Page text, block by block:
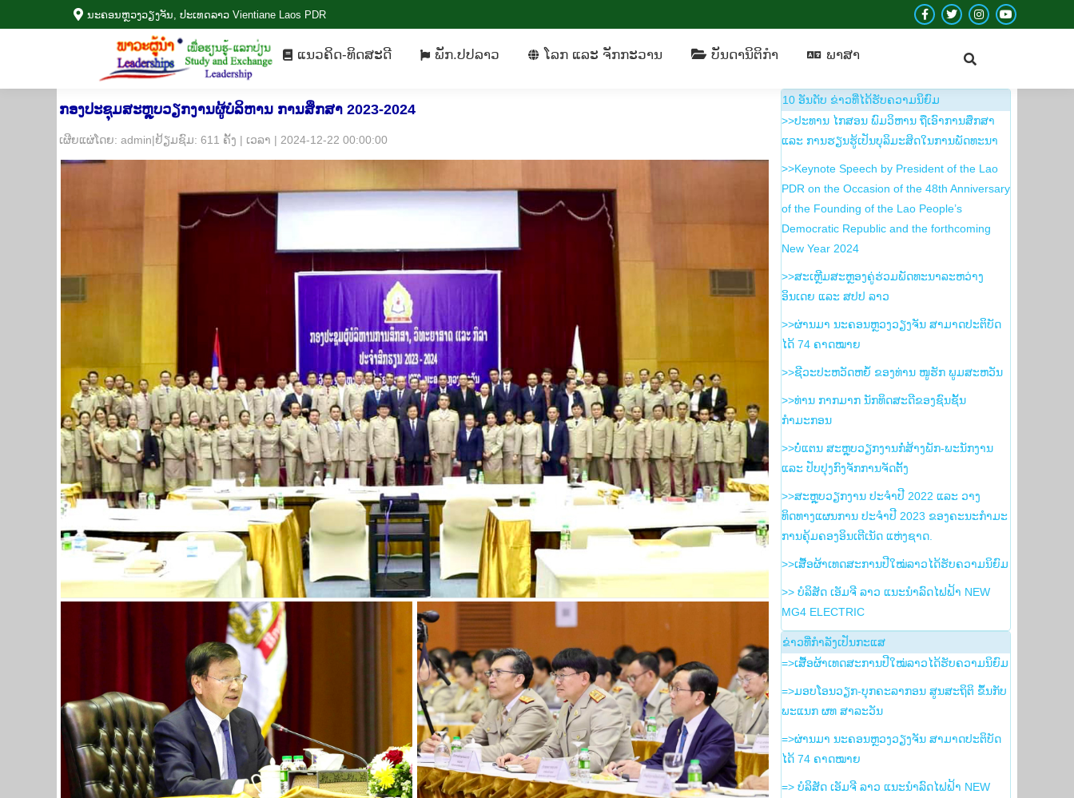
ນະ​ຄອນຫຼວງວຽງ​ຈັນ, ປະ​ເທດ​ລາວ Vientiane Laos PDR
Facebook
in
new
window
Twitter
opens
in
window
Instagram
in
window
YouTube
in
ແນວ​ຄິດ-ທິດ​ສະ​ດີ ພັກ​.ປປລາວ ​ໂລກ ແລະ ຈັກ​ກະ​ວານ ບັນ​ດາ​ນິ​ຕິ​ກຳ ​ພາ​ສາ
ກອງ​ປະ​ຊຸມສະຫຼຸບ​ວຽກ​ງານ​ຜູ້​ບໍ​ລິ​ຫານ ການ​ສຶກ​ສາ 2023-2024
​ເຜີຍ​ແຜ່​ໂດຍ: admin|ຢ້ຽມ​ຊົມ: 611 ຄັ້ງ | ເວ​ລາ | 2024-12-22 00:00:00
10 ອັນ​ດັບ ຂ່າວ​ທີ່​ໄດ້​ຮັບ​ຄວາມ​ນິ​ຍົມ
>>ປະທານ ໄກສອນ ພົມວິຫານ ຖືເອົາການສຶກສາ
ແລະ ການຮຽນຮູ້ເປັນບຸລິມະສິດໃນການພັດທະນາ
>>Keynote Speech by President of the Lao
PDR on the Occasion of the 48th Anniversary
of the Founding of the Lao People’s
Democratic Republic and the forthcoming
New Year 2024
>>ສະເຫຼີມສະຫຼອງຄູ່ຮ່ວມພັດທະນາລະຫວ່າງ
ອິນເດຍ ແລະ ສປປ ລາວ
>>ຜ່ານມາ ນະຄອນຫຼວງວຽງຈັນ ສາມາດປະຕິບັດ
ໄດ້ 74 ຄາດໝາຍ
>>ຊີວະປະຫວັດຫຍໍ້ ຂອງທ່ານ ໜູຮັກ ພູມສະຫວັນ
>>ທ່ານ ກາກມາກ ນັກທິດສະດີຂອງຊົນຊັ້ນ
ກຳມະກອນ
>>ບໍ່ແຕນ ສະຫຼຸບວຽກງານກໍ່ສ້າງພັກ-ພະນັກງານ
ແລະ ປັບປຸງກົງຈັກການຈັດຕັ້ງ
>>ສະຫຼຸບວຽກງານ ປະຈໍາປີ 2022 ແລະ ວາງ
ທິດທາງແຜນການ ປະຈໍາປີ 2023 ຂອງຄະນະກໍາມະ
ການຄຸ້ມຄອງອິນເຕີເນັດ ແຫ່ງຊາດ.
>>ເສື້ອຜ້າເທດສະການປີໃໝ່ລາວໄດ້ຮັບຄວາມນິຍົມ
>> ບໍລິສັດ ເອັມຈີ ລາວ ແນະນຳລົດໄຟຟ້າ NEW
MG4 ELECTRIC
ຂ່າວ​ທີ່​ກຳ​ລັງ​ເປັນ​ກະ​ແສ
=>ເສື້ອຜ້າເທດສະການປີໃໝ່ລາວໄດ້ຮັບຄວາມນິຍົມ
=>ມອບໂອນວຽກ-ບຸກຄະລາກອນ ສູນສະຖິຕິ ຂຶ້ນກັບ
ພະແນກ ຜທ ສາລະວັນ
=>ຜ່ານມາ ນະຄອນຫຼວງວຽງຈັນ ສາມາດປະຕິບັດ
ໄດ້ 74 ຄາດໝາຍ
=> ບໍລິສັດ ເອັມຈີ ລາວ ແນະນຳລົດໄຟຟ້າ NEW
ແນວ​ຄິດ-ທິດ​ສະ​ດີ ພັກ​.ປປລາວ ​ໂລກ ແລະ ຈັກ​ກະ​ວານ ບັນ​ດາ​ນິ​ຕິ​ກຳ ​ພາ​ສາ